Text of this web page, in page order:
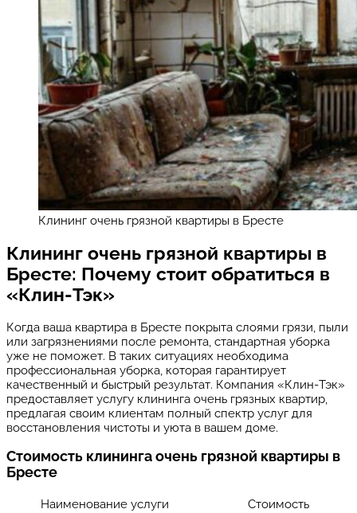
Клининг очень грязной квартиры в Бресте
Клининг очень грязной квартиры в
Бресте: Почему стоит обратиться в
«Клин-Тэк»
Когда ваша квартира в Бресте покрыта слоями грязи, пыли
или загрязнениями после ремонта, стандартная уборка
уже не поможет. В таких ситуациях необходима
профессиональная уборка, которая гарантирует
качественный и быстрый результат. Компания «Клин-Тэк»
предоставляет услугу клининга очень грязных квартир,
предлагая своим клиентам полный спектр услуг для
восстановления чистоты и уюта в вашем доме.
Стоимость клининга очень грязной квартиры в
Бресте
Наименование услуги
Стоимость